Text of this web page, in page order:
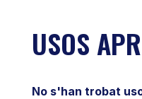
USOS
No s'han trobat